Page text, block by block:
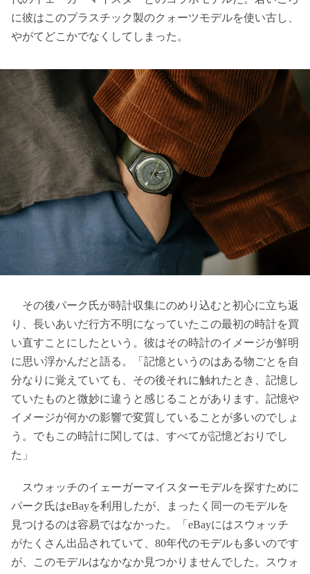
に彼はこのプラスチック製のクォーツモデルを使い古し、
やがてどこかでなくしてしまった。
その後パーク氏が時計収集にのめり込むと初心に立ち返
り、長いあいだ行方不明になっていたこの最初の時計を買
い直すことにしたという。彼はその時計のイメージが鮮明
に思い浮かんだと語る。「記憶というのはある物ごとを自
分なりに覚えていても、その後それに触れたとき、記憶し
ていたものと微妙に違うと感じることがあります。記憶や
イメージが何かの影響で変質していることが多いのでしょ
う。でもこの時計に関しては、すべてが記憶どおりでし
た」
スウォッチのイェーガーマイスターモデルを探すために
パーク氏はeBayを利用したが、まったく同一のモデルを
見つけるのは容易ではなかった。「eBayにはスウォッチ
がたくさん出品されていて、80年代のモデルも多いのです
が、このモデルはなかなか見つかりませんでした。スウォ